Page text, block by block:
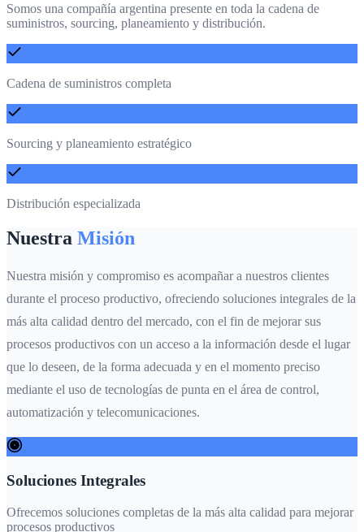
Somos una compañía argentina presente en toda la cadena de
suministros, sourcing, planeamiento y distribución.
Cadena de suministros completa
Sourcing y planeamiento estratégico
Distribución especializada
Nuestra Misión
Nuestra misión y compromiso es acompañar a nuestros clientes
durante el proceso productivo, ofreciendo soluciones integrales de la
más alta calidad dentro del mercado, con el fin de mejorar sus
procesos productivos con un acceso a la información desde el lugar
que lo deseen, de la forma adecuada y en el momento preciso
mediante el uso de tecnologías de punta en el área de control,
automatización y telecomunicaciones.
Soluciones Integrales
Ofrecemos soluciones completas de la más alta calidad para mejorar
procesos productivos